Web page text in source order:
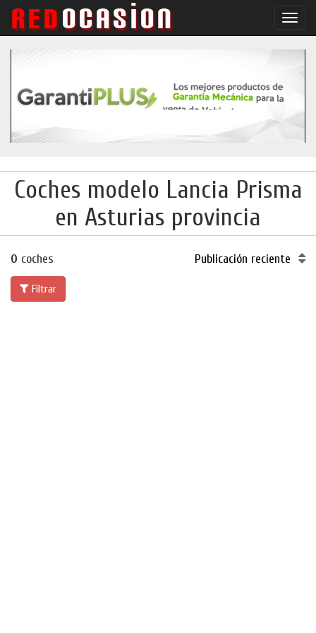
Coches modelo Lancia Prisma
en Asturias provincia
0 coches Publicación reciente
Filtrar